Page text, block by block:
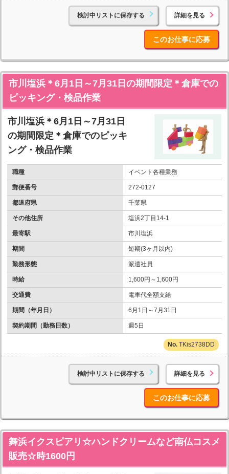
検討中リストに保存する 詳細を見る
このお仕事に応募
市川塩浜＊6月1日～7月31日の期間限定＊倉庫での
ピッキング・検品作業
市川塩浜＊6月1日～7月31日
の期間限定＊倉庫でのピッキ
ング・検品作業
職種 イベント各種業務
郵便番号 272-0127
都道府県 千葉県
その他住所 塩浜2丁目14-1
最寄駅 市川塩浜
期間 短期(3ヶ月以内)
勤務形態 派遣社員
時給 1,600円～1,600円
交通費 電車代全額支給
期間（年月日） 6月1日～7月31日
契約期間（勤務日数） 週5日
TKis2738DD
検討中リストに保存する 詳細を見る
このお仕事に応募
舞浜イクスピアリ☆ハンドクリームなど南仏コスメ
販売☆時1600円